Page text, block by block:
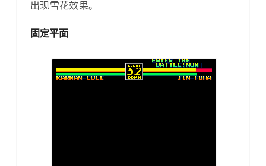
出现雪花效果。
固定平面